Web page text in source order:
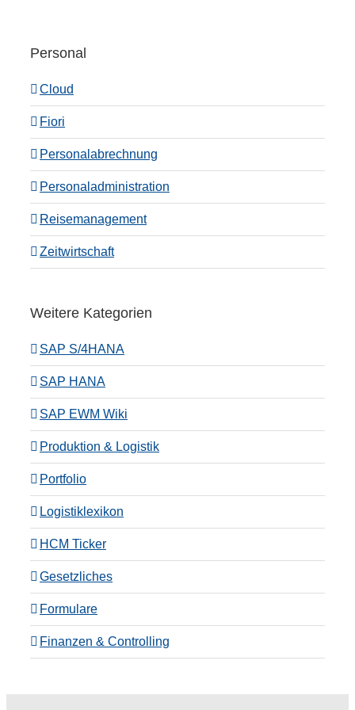
Personal
Cloud
Fiori
Personalabrechnung
Personaladministration
Reisemanagement
Zeitwirtschaft
Weitere Kategorien
SAP S/4HANA
SAP HANA
SAP EWM Wiki
Produktion & Logistik
Portfolio
Logistiklexikon
HCM Ticker
Gesetzliches
Formulare
Finanzen & Controlling